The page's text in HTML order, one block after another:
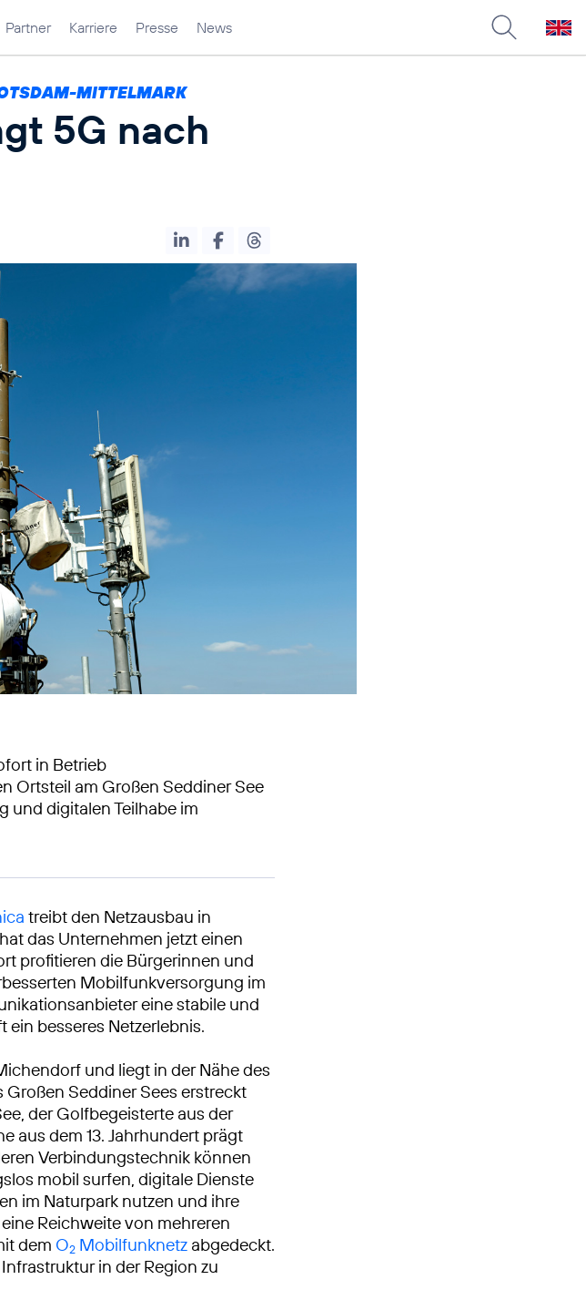
Partner Karriere Presse News
MITTELMARK
5G nach
in Betrieb
Ortsteil am Großen Seddiner See
und digitalen Teilhabe im
treibt den Netzausbau in
das Unternehmen jetzt einen
profitieren die Bürgerinnen und
Mobilfunkversorgung im
eine stabile und
ein besseres Netzerlebnis.
und liegt in der Nähe des
Seddiner Sees erstreckt
der Golfbegeisterte aus der
aus dem 13. Jahrhundert prägt
Verbindungstechnik können
mobil surfen, digitale Dienste
im Naturpark nutzen und ihre
Reichweite von mehreren
dem O2 Mobilfunknetz abgedeckt.
in der Region zu